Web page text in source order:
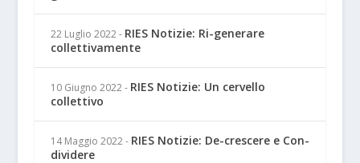
22 Luglio 2022 - RIES Notizie: Ri-generare
collettivamente
10 Giugno 2022 - RIES Notizie: Un cervello
collettivo
14 Maggio 2022 - RIES Notizie: De-crescere e Con-
dividere